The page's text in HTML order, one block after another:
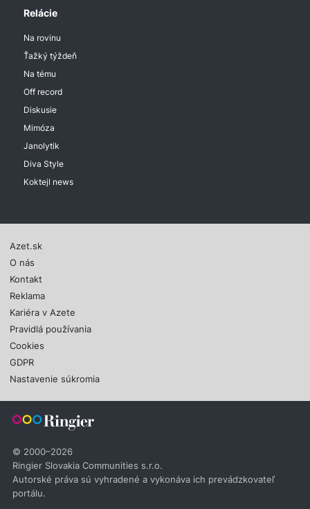
Relácie
Na rovinu
Ťažký týždeň
Na tému
Off record
Diskusie
Mimóza
Janolytik
Diva Style
Koktejl news
Azet.sk
O nás
Kontakt
Reklama
Kariéra v Azete
Pravidlá používania
Cookies
GDPR
Nastavenie súkromia
© 2000–2026
Ringier Slovakia Communities s.r.o.
Autorské práva sú vyhradené a vykonáva ich prevádzkovateľ
portálu.